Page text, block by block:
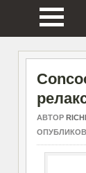
АВТОР RICHI